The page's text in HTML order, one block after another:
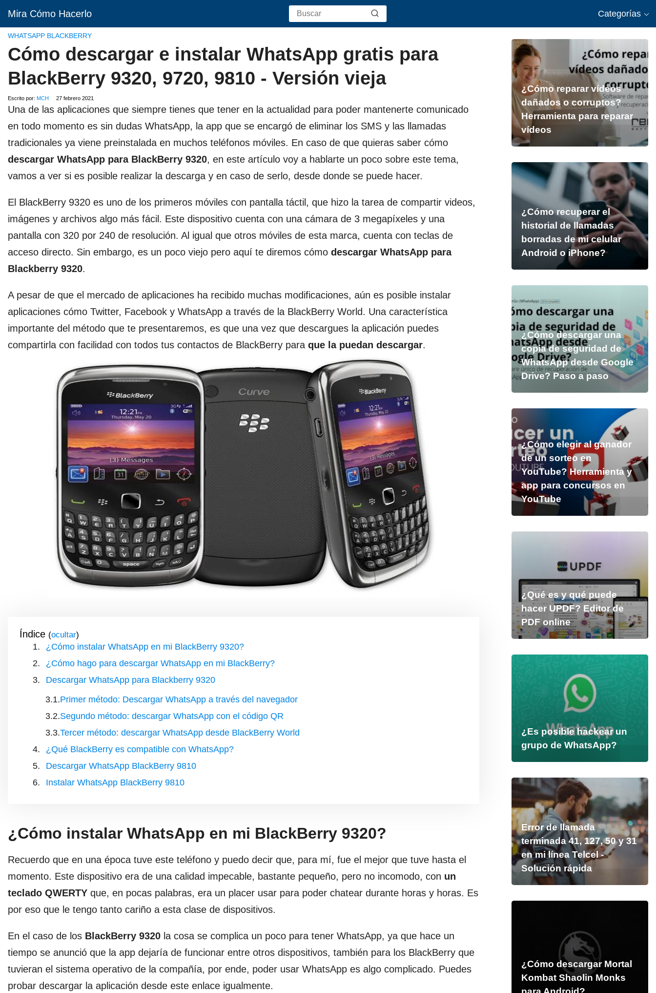
Mira Cómo Hacerlo Categorías
WHATSAPP BLACKBERRY
Cómo descargar e instalar WhatsApp gratis para
BlackBerry 9320, 9720, 9810 - Versión vieja
Escrito por: MCH 27 febrero 2021
Una de las aplicaciones que siempre tienes que tener en la actualidad para poder mantenerte comunicado
en todo momento es sin dudas WhatsApp, la app que se encargó de eliminar los SMS y las llamadas
tradicionales ya viene preinstalada en muchos teléfonos móviles. En caso de que quieras saber cómo
descargar WhatsApp para BlackBerry 9320, en este artículo voy a hablarte un poco sobre este tema,
vamos a ver si es posible realizar la descarga y en caso de serlo, desde donde se puede hacer.
El BlackBerry 9320 es uno de los primeros móviles con pantalla táctil, que hizo la tarea de compartir videos,
imágenes y archivos algo más fácil. Este dispositivo cuenta con una cámara de 3 megapíxeles y una
pantalla con 320 por 240 de resolución. Al igual que otros móviles de esta marca, cuenta con teclas de
acceso directo. Sin embargo, es un poco viejo pero aquí te diremos cómo descargar WhatsApp para
Blackberry 9320.
A pesar de que el mercado de aplicaciones ha recibido muchas modificaciones, aún es posible instalar
aplicaciones cómo Twitter, Facebook y WhatsApp a través de la BlackBerry World. Una característica
importante del método que te presentaremos, es que una vez que descargues la aplicación puedes
compartirla con facilidad con todos tus contactos de BlackBerry para que la puedan descargar.
Índice ( )
¿Cómo instalar WhatsApp en mi BlackBerry 9320?
¿Cómo hago para descargar WhatsApp en mi BlackBerry?
Descargar WhatsApp para Blackberry 9320
Primer método: Descargar WhatsApp a través del navegador
Segundo método: descargar WhatsApp con el código QR
Tercer método: descargar WhatsApp desde BlackBerry World
¿Qué BlackBerry es compatible con WhatsApp?
Descargar WhatsApp BlackBerry 9810
Instalar WhatsApp BlackBerry 9810
¿Cómo instalar WhatsApp en mi BlackBerry 9320?
Recuerdo que en una época tuve este teléfono y puedo decir que, para mí, fue el mejor que tuve hasta el
momento. Este dispositivo era de una calidad impecable, bastante pequeño, pero no incomodo, con un
teclado QWERTY que, en pocas palabras, era un placer usar para poder chatear durante horas y horas. Es
por eso que le tengo tanto cariño a esta clase de dispositivos.
En el caso de los BlackBerry 9320 la cosa se complica un poco para tener WhatsApp, ya que hace un
tiempo se anunció que la app dejaría de funcionar entre otros dispositivos, también para los BlackBerry que
tuvieran el sistema operativo de la compañía, por ende, poder usar WhatsApp es algo complicado. Puedes
probar descargar la aplicación desde este enlace igualmente.
¿Cómo reparar vídeos
dañados o corruptos?
Herramienta para reparar
vídeos
¿Cómo recuperar el
historial de llamadas
borradas de mi celular
Android o iPhone?
¿Cómo descargar una
copia de seguridad de
WhatsApp desde Google
Drive? Paso a paso
¿Cómo elegir al ganador
de un sorteo en
YouTube? Herramienta y
app para concursos en
YouTube
¿Qué es y qué puede
hacer UPDF? Editor de
PDF online
¿Es posible hackear un
grupo de WhatsApp?
Error de llamada
terminada 41, 127, 50 y 31
en mi línea Telcel -
Solución rápida
¿Cómo descargar Mortal
Kombat Shaolin Monks